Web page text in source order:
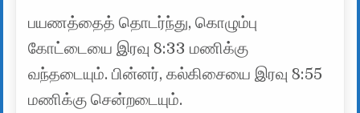
பயணத்தைத் தொடர்ந்து, கொழும்பு
கோட்டையை இரவு 8:33 மணிக்கு
வந்தடையும். பின்னர், கல்கிசையை இரவு 8:55
மணிக்கு சென்றடையும்.